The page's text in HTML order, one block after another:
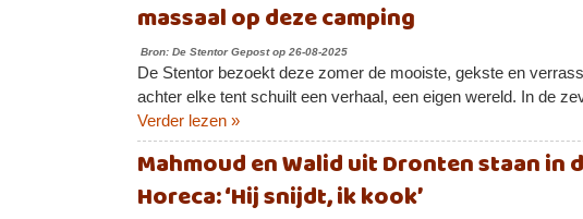
massaal op deze camping
Bron: De Stentor Gepost op 26-08-2025
De Stentor bezoekt deze zomer de mooiste, gekste en
achter elke tent schuilt een verhaal, een eigen wereld. In de
Verder lezen »
Mahmoud en Walid uit Dronten staan in
Horeca: ‘Hij snijdt, ik kook’